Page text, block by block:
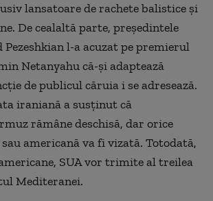
lansatoare de rachete balistice și
De cealaltă parte, președintele
l-a acuzat pe premierul
Netanyahu că-și adaptează
de publicul căruia i se adresează.
iraniană a susținut că
rămâne deschisă, dar orice
americană va fi vizată. Totodată,
SUA vor trimite al treilea
Mediteranei.